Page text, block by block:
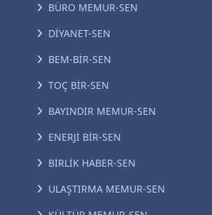
BÜRO MEMUR-SEN
DİYANET-SEN
BEM-BİR-SEN
TOÇ BİR-SEN
BAYINDIR MEMUR-SEN
ENERJİ BİR-SEN
BİRLİK HABER-SEN
ULAŞTIRMA MEMUR-SEN